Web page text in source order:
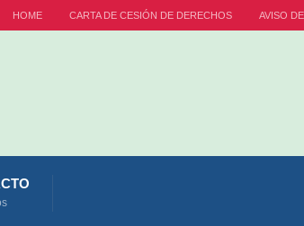
HOME CARTA DE CESIÓN DE DERECHOS AVISO